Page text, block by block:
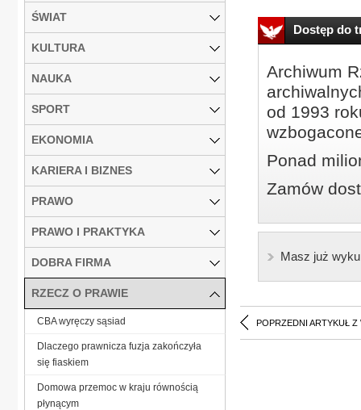
Dostęp do
Archiwum
od 1993
Ponad
Zamów
Masz już
POPRZEDNI ARTYKUŁ Z
ŚWIAT
KULTURA
NAUKA
SPORT
EKONOMIA
KARIERA I BIZNES
PRAWO
PRAWO I PRAKTYKA
DOBRA FIRMA
RZECZ O PRAWIE
CBA wyręczy sąsiad
Dlaczego prawnicza fuzja zakończyła
się fiaskiem
Domowa przemoc w kraju równością
płynącym